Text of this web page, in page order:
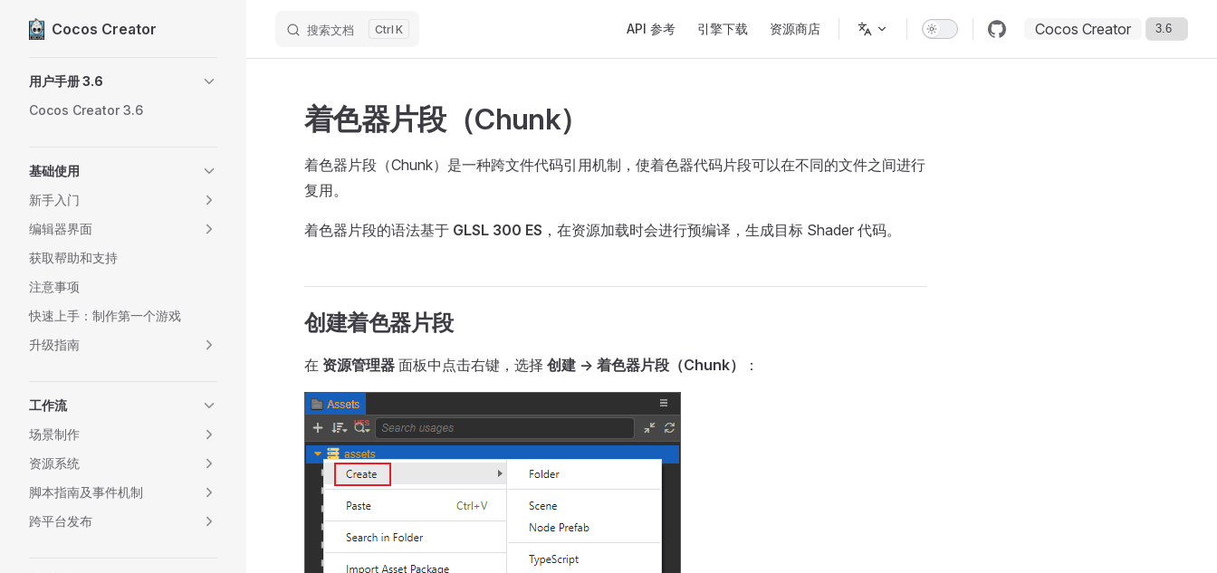
Skip to content
Cocos Creator 搜索文档 K API 参考 引擎下载 资源商店 Cocos Creator
用户手册 3.6
Cocos Creator 3.6
基础使用
新手入门
编辑器界面
获取帮助和支持
注意事项
快速上手：制作第一个游戏
升级指南
工作流
场景制作
资源系统
脚本指南及事件机制
跨平台发布
着色器片段（Chunk）
着色器片段（Chunk）是一种跨文件代码引用机制，使着色器代码片段可以在不同的文件之间进行
复用。
着色器片段的语法基于 GLSL 300 ES ，在资源加载时会进行预编译，生成目标 Shader 代码。
创建着色器片段
在 资源管理器 面板中点击右键，选择 创建 -> 着色器片段（Chunk） ：